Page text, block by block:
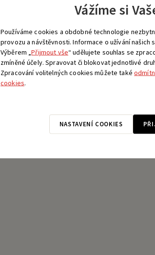
Vážíme si
Používáme cookies a obdobné technologie
provozu a návštěvnosti. Informace o užívání
Výběrem „Přijmout vše“ udělujete souhlas se
zmíněné účely. Spravovat či blokovat jednotlivé
Zpracování volitelných cookies můžete také
cookies.
NASTAVENÍ COOKIES